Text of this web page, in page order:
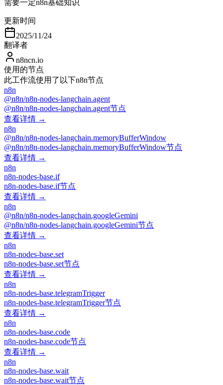
需要一定n8n基础知识
更新时间
2025/11/24
翻译者
n8ncn.io
使用的节点
此工作流使用了以下n8n节点
n8n
@n8n/n8n-nodes-langchain.agent
@n8n/n8n-nodes-langchain.agent节点
查看详情 →
n8n
@n8n/n8n-nodes-langchain.memoryBufferWindow
@n8n/n8n-nodes-langchain.memoryBufferWindow节点
查看详情 →
n8n
n8n-nodes-base.if
n8n-nodes-base.if节点
查看详情 →
n8n
@n8n/n8n-nodes-langchain.googleGemini
@n8n/n8n-nodes-langchain.googleGemini节点
查看详情 →
n8n
n8n-nodes-base.set
n8n-nodes-base.set节点
查看详情 →
n8n
n8n-nodes-base.telegramTrigger
n8n-nodes-base.telegramTrigger节点
查看详情 →
n8n
n8n-nodes-base.code
n8n-nodes-base.code节点
查看详情 →
n8n
n8n-nodes-base.wait
n8n-nodes-base.wait节点